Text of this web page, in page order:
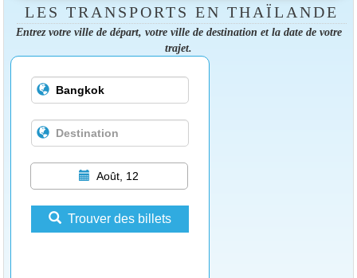
LES TRANSPORTS EN THAÏLANDE
Entrez votre ville de départ, votre ville de destination et la date de votre
trajet.
Août, 12
Trouver des billets